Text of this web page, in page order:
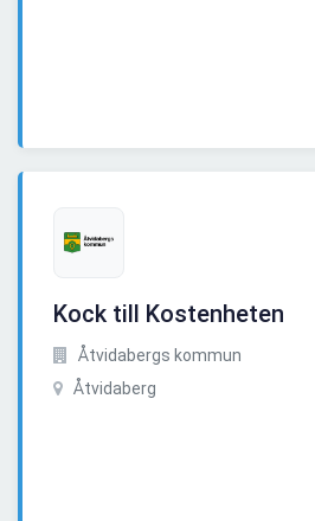
Kock till Kostenheten
Åtvidabergs kommun
Åtvidaberg